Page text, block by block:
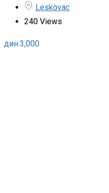
Leskovac
240 Views
дин.3,000